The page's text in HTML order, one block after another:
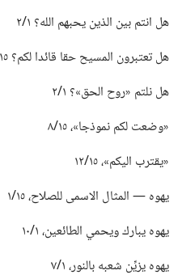
هل انتم بين الذين يحبهم الله؟‏ ١/‏٢
هل تعتبرون المسيح حقا قائدا لكم؟‏ ١٥/‏٣
هل نلتم «روح الحق»؟‏ ١/‏٢
‏«وضعت لكم نموذجا»،‏ ١٥/‏٨
‏«يقترب اليكم»،‏ ١٥/‏١٢
يهوه —‏ المثال الاسمى للصلاح،‏ ١٥/‏١
يهوه يبارك ويحمي الطائعين،‏ ١/‏١٠
يهوه يزيِّن شعبه بالنور،‏ ١/‏٧